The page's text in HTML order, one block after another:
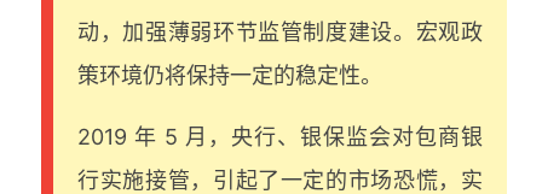
动，加强薄弱环节监管制度建设。宏观政
策环境仍将保持一定的稳定性。
2019 年 5 月，央行、银保监会对包商银
行实施接管，引起了一定的市场恐慌，实